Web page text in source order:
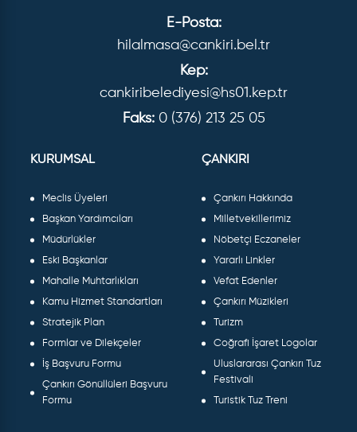
E-Posta:
hilalmasa@cankiri.bel.tr
Kep:
cankiribelediyesi@hs01.kep.tr
Faks: 0 (376) 213 25 05
KURUMSAL
Meclis Üyeleri
Başkan Yardımcıları
Müdürlükler
Eski Başkanlar
Mahalle Muhtarlıkları
Kamu Hizmet Standartları
Stratejik Plan
Formlar ve Dilekçeler
İş Başvuru Formu
Çankırı Gönüllüleri Başvuru
Formu
ÇANKIRI
Çankırı Hakkında
Milletvekillerimiz
Nöbetçi Eczaneler
Yararlı Linkler
Vefat Edenler
Çankırı Müzikleri
Turizm
Coğrafi İşaret Logolar
Uluslararası Çankırı Tuz
Festivali
Turistik Tuz Treni